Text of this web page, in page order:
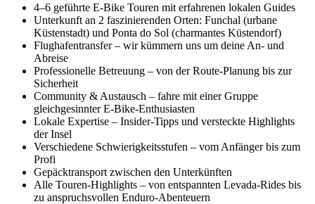
4–6 geführte E-Bike Touren mit erfahrenen lokalen Guides
Unterkunft an 2 faszinierenden Orten: Funchal (urbane
Küstenstadt) und Ponta do Sol (charmantes Küstendorf)
Flughafentransfer – wir kümmern uns um deine An- und
Abreise
Professionelle Betreuung – von der Route-Planung bis zur
Sicherheit
Community & Austausch – fahre mit einer Gruppe
gleichgesinnter E-Bike-Enthusiasten
Lokale Expertise – Insider-Tipps und versteckte Highlights
der Insel
Verschiedene Schwierigkeitsstufen – vom Anfänger bis zum
Profi
Gepäcktransport zwischen den Unterkünften
Alle Touren-Highlights – von entspannten Levada-Rides bis
zu anspruchsvollen Enduro-Abenteuern